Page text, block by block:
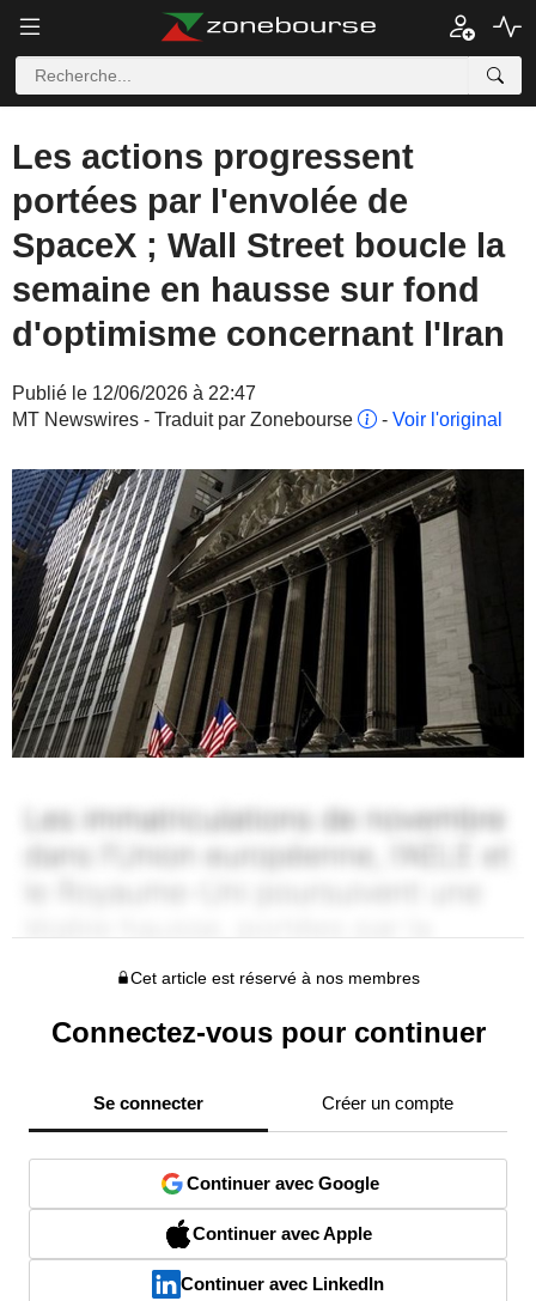
Les actions progressent
portées par l'envolée de
SpaceX ; Wall Street boucle la
semaine en hausse sur fond
d'optimisme concernant l'Iran
Publié le 12/06/2026 à 22:47
MT Newswires - Traduit par Zonebourse
- Voir l'original
Cet article est réservé à nos membres
Connectez-vous pour continuer
Se connecter Créer un compte
Continuer avec Google
Continuer avec Apple
Continuer avec LinkedIn